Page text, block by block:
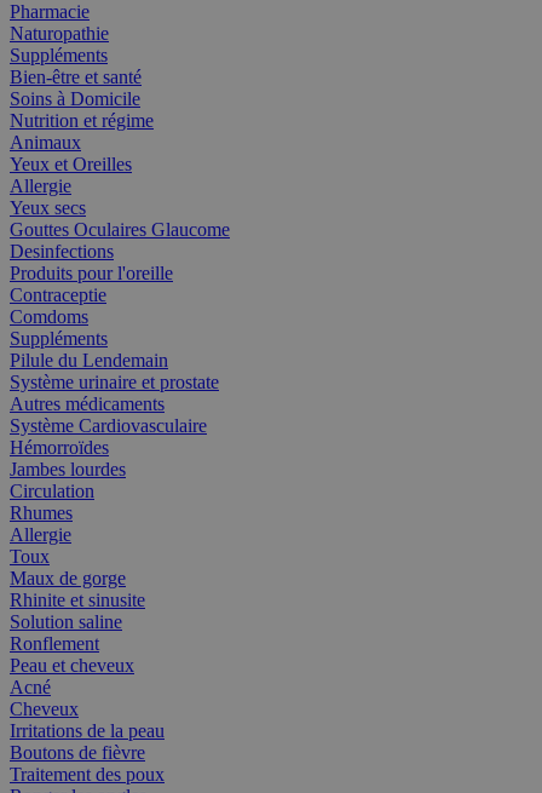
Pharmacie
Naturopathie
Suppléments
Bien-être et santé
Soins à Domicile
Nutrition et régime
Animaux
Yeux et Oreilles
Allergie
Yeux secs
Gouttes Oculaires Glaucome
Desinfections
Produits pour l'oreille
Contraceptie
Comdoms
Suppléments
Pilule du Lendemain
Système urinaire et prostate
Autres médicaments
Système Cardiovasculaire
Hémorroïdes
Jambes lourdes
Circulation
Rhumes
Allergie
Toux
Maux de gorge
Rhinite et sinusite
Solution saline
Ronflement
Peau et cheveux
Acné
Cheveux
Irritations de la peau
Boutons de fièvre
Traitement des poux